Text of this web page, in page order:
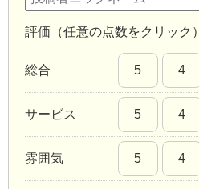
評価（任意の点数をクリック）
総合 5 4
サービス 5 4
雰囲気 5 4